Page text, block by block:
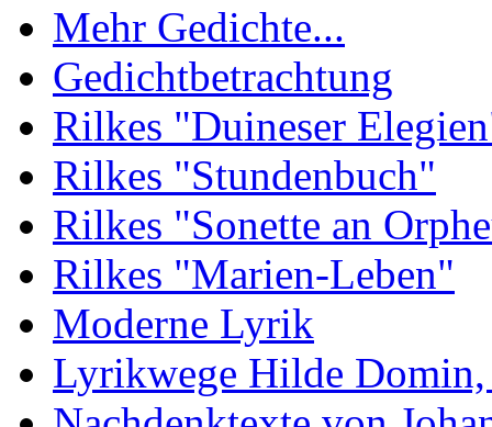
Mehr Gedichte...
Gedichtbetrachtung
Rilkes "Duineser
Rilkes "Stundenbuch"
Rilkes "Sonette an
Rilkes "Marien-Leben"
Moderne Lyrik
Lyrikwege Hilde